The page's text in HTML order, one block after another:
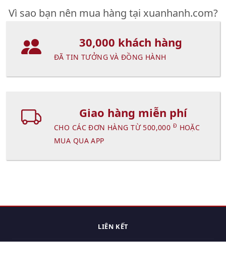
Vì sao bạn nên mua hàng tại xuanhanh.com?
30,000 khách hàng
ĐÃ TIN TƯỞNG VÀ ĐỒNG HÀNH
Giao hàng miễn phí
CHO CÁC ĐƠN HÀNG TỪ 500,000 Đ HOẶC
MUA QUA APP
LIÊN KẾT